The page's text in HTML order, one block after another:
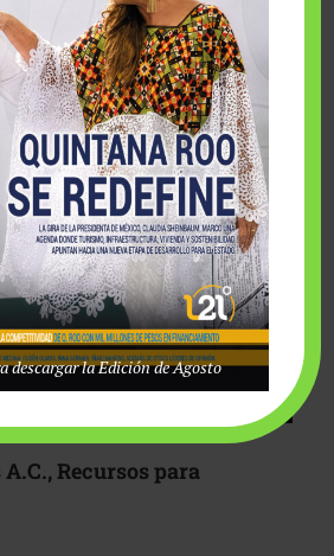
A-Wish México unieron
el deseo de una …
Recursos para
descargar la Edición de Agosto